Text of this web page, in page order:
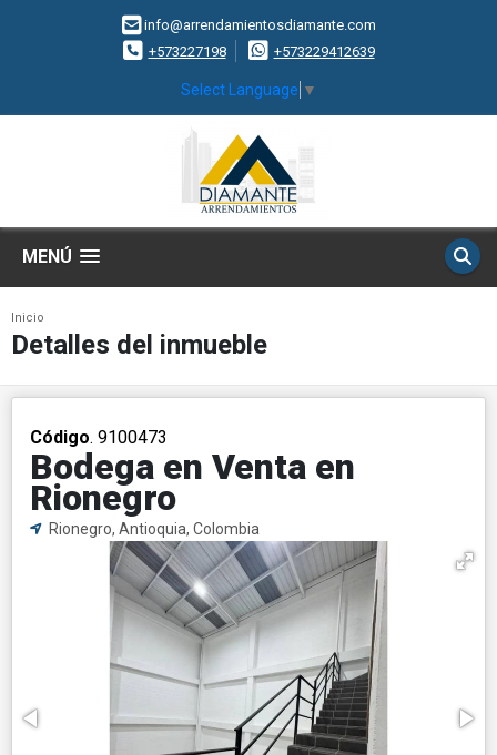
info@arrendamientosdiamante.com
+573227198
+573229412639
Select Language ▼
MENÚ
Inicio
Detalles del inmueble
Código. 9100473
Bodega en Venta en
Rionegro
Rionegro, Antioquia, Colombia